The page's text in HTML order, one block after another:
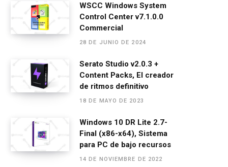
k
p
WSCC Windows System
Control Center v7.1.0.0
Commercial
28 DE JUNIO DE 2024
Serato Studio v2.0.3 +
Content Packs, El creador
de ritmos definitivo
18 DE MAYO DE 2023
Windows 10 DR Lite 2.7-
Final (x86-x64), Sistema
para PC de bajo recursos
14 DE NOVIEMBRE DE 2022